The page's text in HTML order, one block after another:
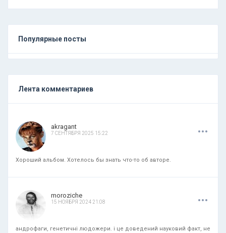
Популярные посты
Лента комментариев
akragant
7 СЕНТЯБРЯ 2025 15:22 ...
Хороший альбом. Хотелось бы знать что-то об авторе.
moroziche
15 НОЯБРЯ 2024 21:08 ...
андрофаги, генетичні людожери. і це доведений науковий факт, не